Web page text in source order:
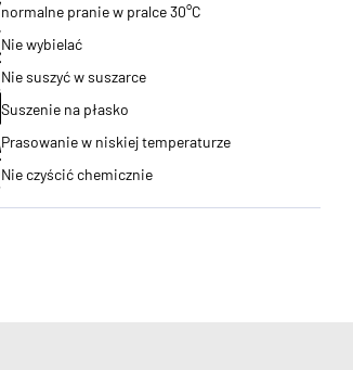
normalne pranie w pralce 30°C
Nie wybielać
Nie suszyć w suszarce
Suszenie na płasko
Prasowanie w niskiej temperaturze
Nie czyścić chemicznie